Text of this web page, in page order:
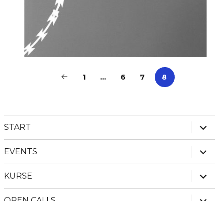
1 … 6 7 8
START
EVENTS
KURSE